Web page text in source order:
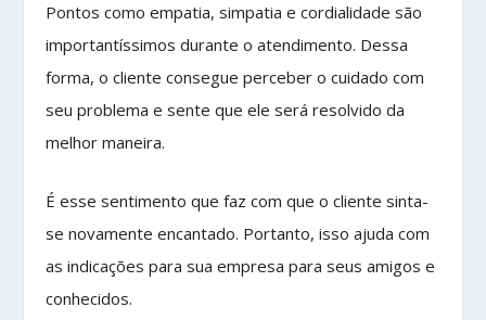
Pontos como empatia, simpatia e cordialidade são
importantíssimos durante o atendimento. Dessa
forma, o cliente consegue perceber o cuidado com
seu problema e sente que ele será resolvido da
melhor maneira.
É esse sentimento que faz com que o cliente sinta-
se novamente encantado. Portanto, isso ajuda com
as indicações para sua empresa para seus amigos e
conhecidos.